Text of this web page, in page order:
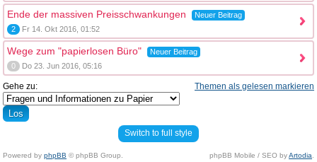
Ende der massiven Preisschwankungen
Neuer Beitrag
2
Fr 14. Okt 2016, 01:52
Wege zum "papierlosen Büro"
Neuer Beitrag
0
Do 23. Jun 2016, 05:16
Themen als gelesen markieren
Gehe zu:
Switch to full style
Powered by phpBB © phpBB Group. phpBB Mobile / SEO byArtodia